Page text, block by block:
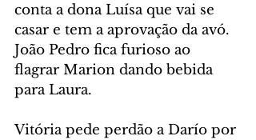
conta a dona Luísa que vai se
casar e tem a aprovação da avó.
João Pedro fica furioso ao
flagrar Marion dando bebida
para Laura.
Vitória pede perdão a Darío por